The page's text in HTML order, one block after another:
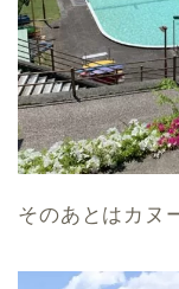
そのあとはカヌ